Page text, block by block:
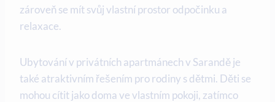
zároveň se mít svůj vlastní prostor odpočinku a
relaxace.
Ubytování v privátních ⁢apartmánech v Sarandě je
také atraktivním řešením pro ‌rodiny s dětmi. Děti se
mohou cítit jako doma ve vlastním pokoji, zatímco​